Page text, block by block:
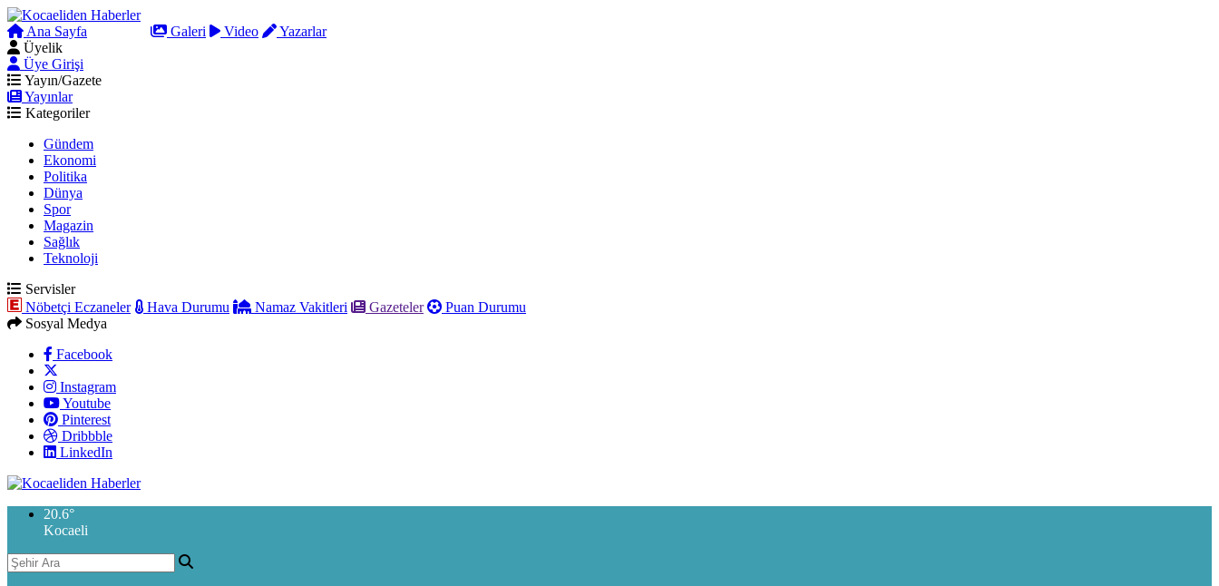
Ana Sayfa Galeri Video
Yazarlar
Üyelik
Üye Girişi
Yayın/Gazete
Yayınlar
Kategoriler
Gündem
Ekonomi
Politika
Dünya
Spor
Magazin
Sağlık
Teknoloji
Servisler
Nöbetçi Eczaneler
Hava Durumu Namaz Vakitleri Gazeteler
Puan Durumu
Sosyal Medya
Facebook
Instagram
Youtube
Pinterest
Dribbble
LinkedIn
20.6°
Kocaeli